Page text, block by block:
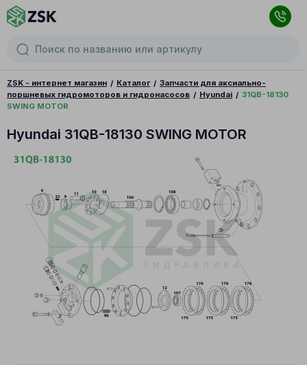
ZSK - интернет магазин Каталог
Запчасти для аксиально-
поршневых гидромоторов и гидронасосов
Hyundai
31QB-18130
SWING MOTOR
Hyundai 31QB-18130 SWING MOTOR